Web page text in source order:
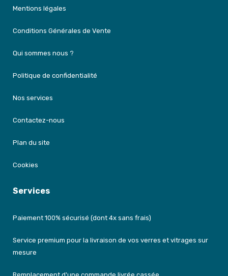
Mentions légales
Conditions Générales de Vente
Qui sommes nous ?
Politique de confidentialité
Nos services
Contactez-nous
Plan du site
Cookies
Services
Paiement 100% sécurisé (dont 4x sans frais)
Service premium pour la livraison de vos verres et vitrages sur
mesure